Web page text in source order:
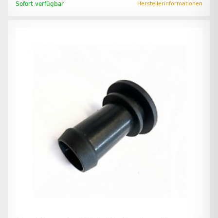
Sofort verfügbar Herstellerinformationen